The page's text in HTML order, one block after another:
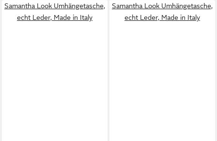
Samantha Look Umhängetasche,
echt Leder, Made in Italy
Samantha Look Umhängetasche,
echt Leder, Made in Italy